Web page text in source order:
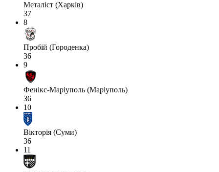
Металіст (Харків)
37
8
Пробій (Городенка)
36
9
Фенікс-Маріуполь (Маріуполь)
36
10
Вікторія (Суми)
36
11